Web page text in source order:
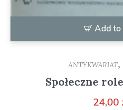
Add to
ANTYKWARIAT,
Społeczne
24,00